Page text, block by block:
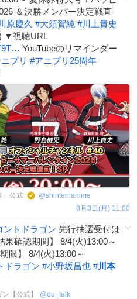
＆決勝メンバー決定戦直
原慶久 #大須賀純 #川上貴史
▼視聴URL
YouTubeのリマインダー
プリ #アニプリ25周年
」公式 @shintenianime
8月3日(月) 11:00
ントドラゴン 先行抽選受付は
確認期間】 8/4(火)13:00～
限】 8/4(火)13:00～
ドラゴン #小野坂昌也 #川本
【公式】 @ou_talk